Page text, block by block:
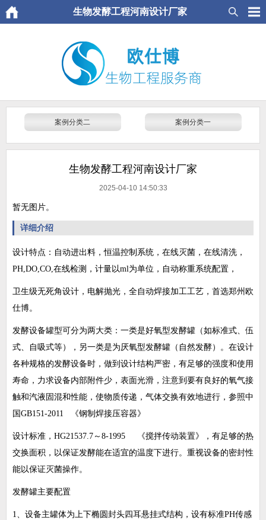
生物发酵工程河南设计厂家
案例分类二 案例分类一
生物发酵工程河南设计厂家
2025-04-10 14:50:33
暂无图片。
详细介绍
设计特点：自动进出料，恒温控制系统，在线灭菌，在线清洗，
PH,DO,CO,在线检测，计量以ml为单位，自动称重系统配置，
卫生级无死角设计，电解抛光，全自动焊接加工工艺，首选郑州欧
仕博。
发酵设备罐型可分为两大类：一类是好氧型发酵罐（如标准式、伍
式、自吸式等），另一类是为厌氧型发酵罐（自然发酵）。在设计
各种规格的发酵设备时，做到设计结构严密，有足够的强度和使用
寿命，力求设备内部附件少，表面光滑，注意到要有良好的氧气接
触和汽液固混和性能，使物质传递，气体交换有效地进行，参照中
国 GB151-2011 《钢制焊接压容器》
设计标准， HG21537.7 ～ 8-1995
《搅拌传动装置》，有足够的热
交换面积，以保证发酵能在适宜的温度下进行。重视设备的密封性
能以保证灭菌操作。
发酵罐主要配置
1、设备主罐体为上下椭圆封头四耳悬挂式结构，设有标准PH传感